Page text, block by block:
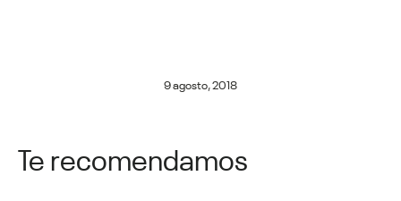
9 agosto, 2018
Te recomendamos